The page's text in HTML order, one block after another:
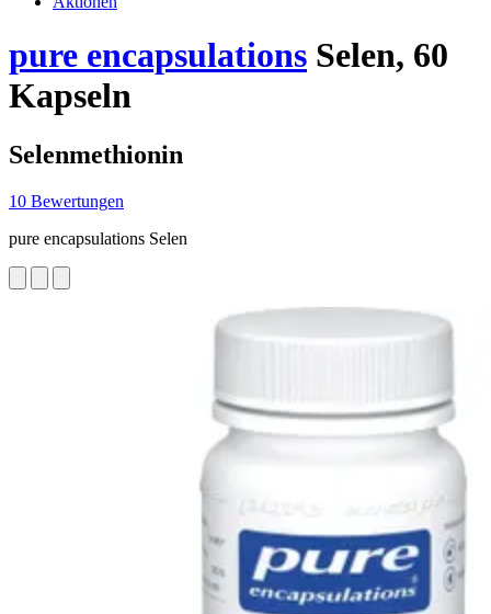
pure encapsulations Selen, 60
Kapseln
Selenmethionin
10 Bewertungen
pure encapsulations Selen